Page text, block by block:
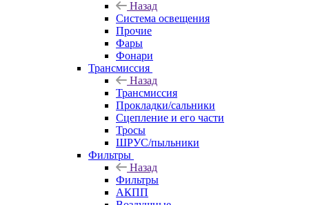
Назад
Система освещения
Прочие
Фары
Фонари
Трансмиссия
Назад
Трансмиссия
Прокладки/сальники
Сцепление и его части
Тросы
ШРУС/пыльники
Фильтры
Назад
Фильтры
АКПП